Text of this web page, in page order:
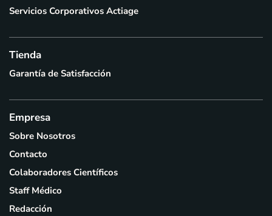
Servicios Corporativos Actiage
Tienda
Garantía de Satisfacción
Empresa
Sobre Nosotros
Contacto
Colaboradores Científicos
Staff Médico
Redacción